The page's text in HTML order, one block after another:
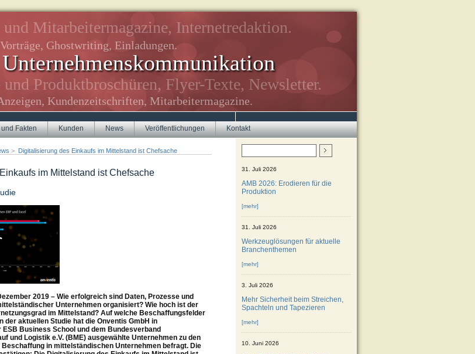
Fakten Kunden News Veröffentlichungen Kontakt
> Digitalisierung des Einkaufs im Mittelstand ist Chefsache
im Mittelstand ist Chefsache
2019 – Wie erfolgreich sind Daten, Prozesse und
Unternehmen organisiert? Wie hoch ist der
im Mittelstand? Auf welche Beschaffungsfelder
der aktuellen Studie hat die Onventis GmbH in
Business School und dem Bundesverband
und Logistik e.V. (BME) ausgewählte Unternehmen zu den
in mittelständischen Unternehmen befragt. Die
31. Juli 2026
AMB 2026: Erodieren für die
Produktion
[mehr]
31. Juli 2026
Werkzeuglösungen für aktuelle
Branchenthemen
[mehr]
3. Juli 2026
Mehr Sicherheit beim Streichen,
Spachteln und Tapezieren
[mehr]
10. Juni 2026
Unternehmenskommunikation
Mitarbeitermagazine, Internetredaktion.
Ghostwriting, Einladungen.
und Produktbroschüren, Flyer-Texte, Newsletter.
Kundenzeitschriften, Mitarbeitermagazine.